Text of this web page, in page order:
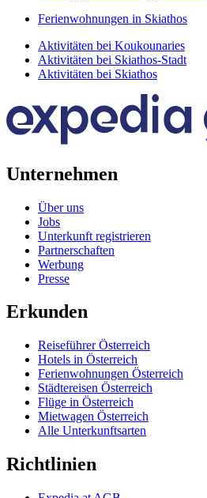
Ferienwohnungen in Skiathos
Aktivitäten bei Koukounaries
Aktivitäten bei Skiathos-Stadt
Aktivitäten bei Skiathos
Unternehmen
Über uns
Jobs
Unterkunft registrieren
Partnerschaften
Werbung
Presse
Erkunden
Reiseführer Österreich
Hotels in Österreich
Ferienwohnungen Österreich
Städtereisen Österreich
Flüge in Österreich
Mietwagen Österreich
Alle Unterkunftsarten
Richtlinien